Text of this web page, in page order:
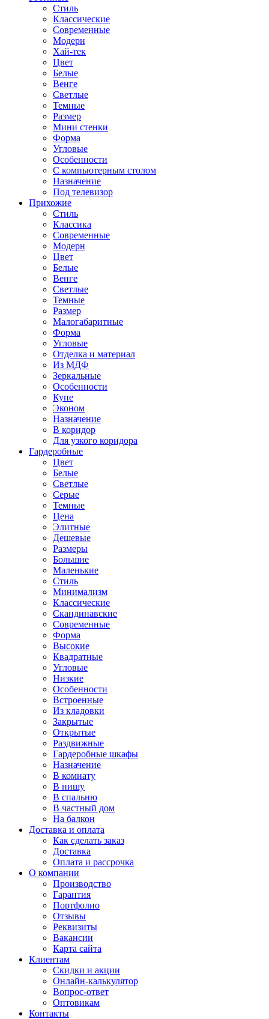
Стиль
Классические
Современные
Модерн
Хай-тек
Цвет
Белые
Венге
Светлые
Темные
Размер
Мини стенки
Форма
Угловые
Особенности
С компьютерным столом
Назначение
Под телевизор
Прихожие
Стиль
Классика
Современные
Модерн
Цвет
Белые
Венге
Светлые
Темные
Размер
Малогабаритные
Форма
Угловые
Отделка и материал
Из МДФ
Зеркальные
Особенности
Купе
Эконом
Назначение
В коридор
Для узкого коридора
Гардеробные
Цвет
Белые
Светлые
Серые
Темные
Цена
Элитные
Дешевые
Размеры
Большие
Маленькие
Стиль
Минимализм
Классические
Скандинавские
Современные
Форма
Высокие
Квадратные
Угловые
Низкие
Особенности
Встроенные
Из кладовки
Закрытые
Открытые
Раздвижные
Гардеробные шкафы
Назначение
В комнату
В нишу
В спальню
В частный дом
На балкон
Доставка и оплата
Как сделать заказ
Доставка
Оплата и рассрочка
О компании
Производство
Гарантия
Портфолио
Отзывы
Реквизиты
Вакансии
Карта сайта
Клиентам
Скидки и акции
Онлайн-калькулятор
Вопрос-ответ
Оптовикам
Контакты